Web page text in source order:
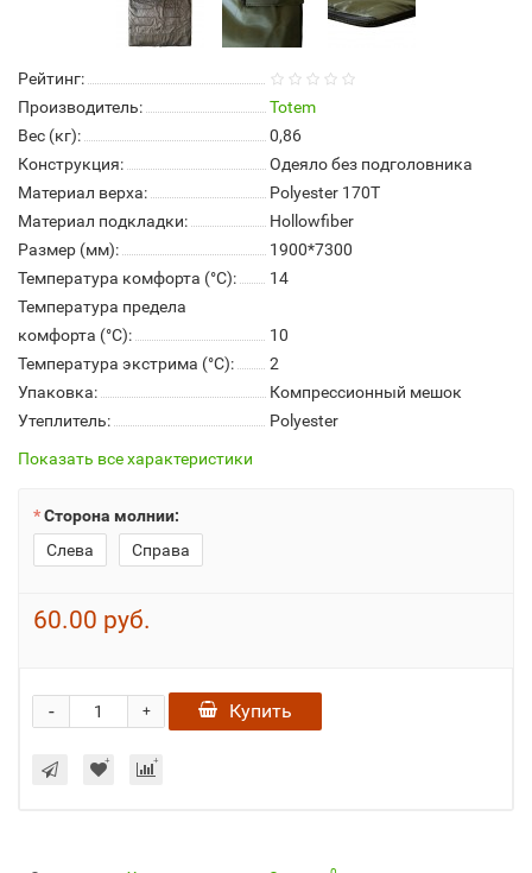
Рейтинг:
Производитель:
Totem
Вес (кг):
0,86
Конструкция:
Одеяло без подголовника
Материал верха:
Polyester 170Т
Материал подкладки:
Hollowfiber
Размер (мм):
1900*7300
Температура комфорта (°С):
14
Температура предела
комфорта (°С):
10
Температура экстрима (°С):
2
Упаковка:
Компрессионный мешок
Утеплитель:
Polyester
Показать все характеристики
Сторона молнии:
Слева
Справа
60.00 руб.
+
- Купить